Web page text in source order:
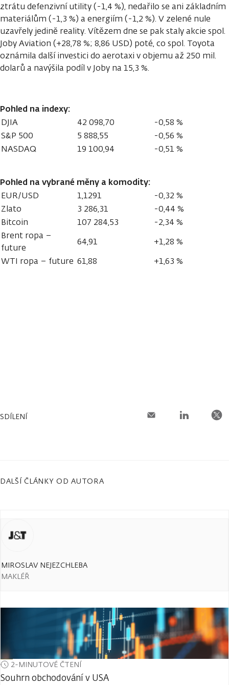
ztrátu defenzivní utility (-1,4 %), nedařilo se ani základním
materiálům (-1,3 %) a energiím (-1,2 %). V zelené nule
uzavřely jedině reality. Vítězem dne se pak staly akcie spol.
Joby Aviation (+28,78 %; 8,86 USD) poté, co spol. Toyota
oznámila další investici do aerotaxi v objemu až 250 mil.
dolarů a navýšila podíl v Joby na 15,3 %.
Pohled na indexy:
DJIA 42 098,70
-0,58 %
S&P 500
5 888,55
-0,56 %
NASDAQ
19 100,94 -0,51 %
Pohled na vybrané měny a komodity:
EUR/USD 1,1291
-0,32 %
Zlato
3 286,31
-0,44 %
Bitcoin
107 284,53
-2,34 %
Brent ropa –
future
64,91
+1,28 %
WTI ropa – future 61,88 +1,63 %
SDÍLENÍ
DALŠÍ ČLÁNKY OD AUTORA
MIROSLAV NEJEZCHLEBA
MAKLÉŘ
2-MINUTOVÉ ČTENÍ
Souhrn obchodování v USA